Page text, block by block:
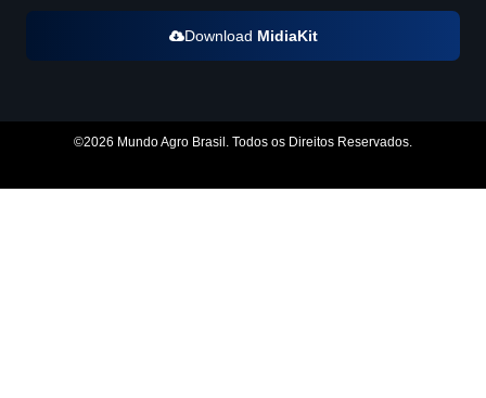
Download MidiaKit
©2026 Mundo Agro Brasil. Todos os Direitos Reservados.